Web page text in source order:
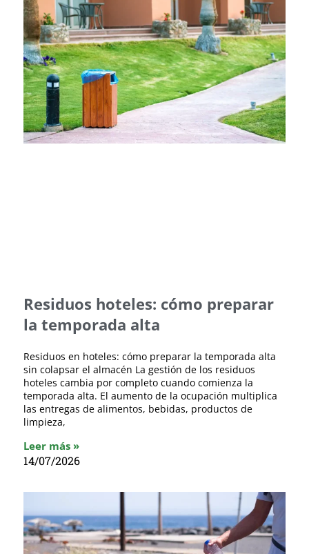
Residuos hoteles: cómo preparar
la temporada alta
Residuos en hoteles: cómo preparar la temporada alta
sin colapsar el almacén La gestión de los residuos
hoteles cambia por completo cuando comienza la
temporada alta. El aumento de la ocupación multiplica
las entregas de alimentos, bebidas, productos de
limpieza,
Leer más »
14/07/2026